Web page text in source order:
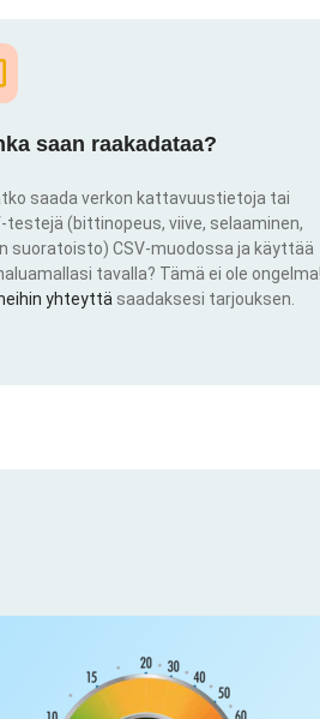
saan raakadataa?
saada verkon kattavuustietoja tai
testejä (bittinopeus, viive, selaaminen,
suoratoisto) CSV-muodossa ja käyttää
tavalla? Tämä ei ole ongelma!
yhteyttä saadaksesi tarjouksen.